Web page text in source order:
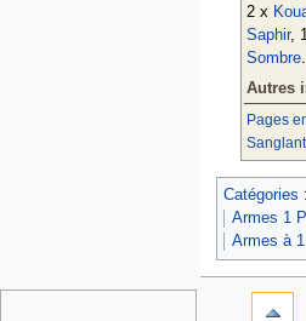
2 x
Saphir,
Sombre.
Autres
Pages
Catégories :
Armes 1
Armes à